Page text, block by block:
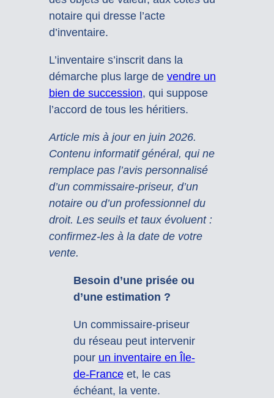
notaire qui dresse l’acte
d’inventaire.
L’inventaire s’inscrit dans la
démarche plus large de vendre un
bien de succession, qui suppose
l’accord de tous les héritiers.
Article mis à jour en juin 2026.
Contenu informatif général, qui ne
remplace pas l’avis personnalisé
d’un commissaire-priseur, d’un
notaire ou d’un professionnel du
droit. Les seuils et taux évoluent :
confirmez-les à la date de votre
vente.
Besoin d’une prisée ou
d’une estimation ?
Un commissaire-priseur
du réseau peut intervenir
pour un inventaire en Île-
de-Franceet, le cas
échéant, la vente.